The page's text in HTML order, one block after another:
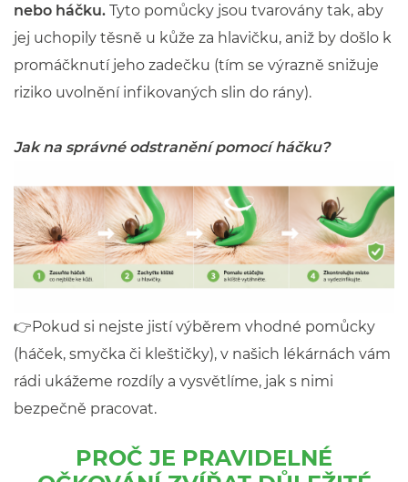
nebo háčku. Tyto pomůcky jsou tvarovány tak, aby
jej uchopily těsně u kůže za hlavičku, aniž by došlo k
promáčknutí jeho zadečku (tím se výrazně snižuje
riziko uvolnění infikovaných slin do rány).
Jak na správné odstranění pomocí háčku?
👉Pokud si nejste jistí výběrem vhodné pomůcky
(háček, smyčka či kleštičky), v našich lékárnách vám
rádi ukážeme rozdíly a vysvětlíme, jak s nimi
bezpečně pracovat.
PROČ JE PRAVIDELNÉ